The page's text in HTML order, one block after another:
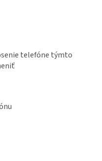
telefóne týmto